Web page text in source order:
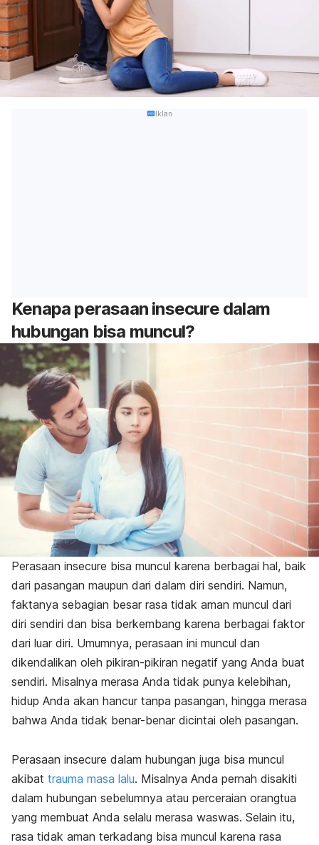
Iklan
Kenapa perasaan insecuredalam
hubungan bisa muncul?
Perasaan insecure bisa muncul karena berbagai hal, baik
dari pasangan maupun dari dalam diri sendiri. Namun,
faktanya sebagian besar rasa tidak aman muncul dari
diri sendiri dan bisa berkembang karena berbagai faktor
dari luar diri. Umumnya, perasaan ini muncul dan
dikendalikan oleh pikiran-pikiran negatif yang Anda buat
sendiri. Misalnya merasa Anda tidak punya kelebihan,
hidup Anda akan hancur tanpa pasangan, hingga merasa
bahwa Anda tidak benar-benar dicintai oleh pasangan.
Perasaan insecure dalam hubungan juga bisa muncul
akibat trauma masa lalu. Misalnya Anda pernah disakiti
dalam hubungan sebelumnya atau perceraian orangtua
yang membuat Anda selalu merasa waswas. Selain itu,
rasa tidak aman terkadang bisa muncul karena rasa